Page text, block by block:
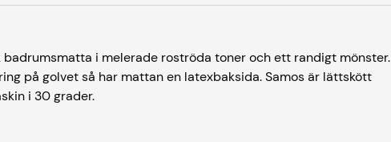
badrumsmatta i melerade roströda toner och ett randigt mönster.
på golvet så har mattan en latexbaksida. Samos är lättskött
i 30 grader.